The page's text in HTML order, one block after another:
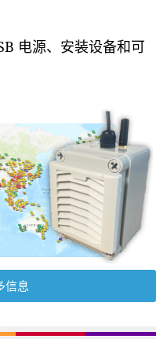
电源、安装设备和可
信息